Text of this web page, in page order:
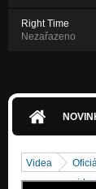
Right Time
Nezařazeno
Videa